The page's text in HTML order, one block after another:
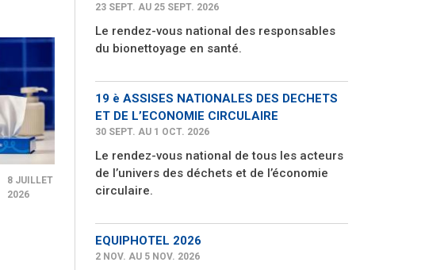
8 JUILLET
2026
23 SEPT. AU 25 SEPT. 2026
Le rendez-vous national des responsables
du bionettoyage en santé.
19 è ASSISES NATIONALES DES DECHETS
ET DE L’ECONOMIE CIRCULAIRE
30 SEPT. AU 1 OCT. 2026
Le rendez-vous national de tous les acteurs
de l’univers des déchets et de l’économie
circulaire.
EQUIPHOTEL 2026
2 NOV. AU 5 NOV. 2026